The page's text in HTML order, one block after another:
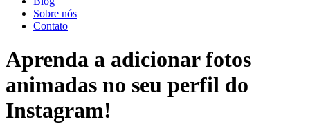
Sobre nós
Contato
Aprenda a adicionar fotos
animadas no seu perfil do
Instagram!